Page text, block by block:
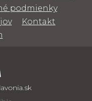
podmienky
Kontakt